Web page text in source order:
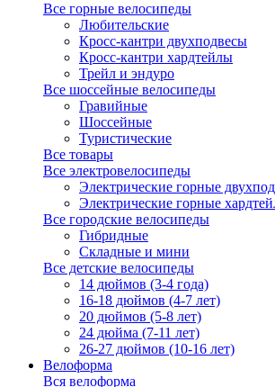
Все горные велосипеды
Любительские
Кросс-кантри двухподвесы
Кросс-кантри хардтейлы
Трейл и эндуро
Все шоссейные велосипеды
Гравийные
Шоссейные
Туристические
Все товары
Все электровелосипеды
Электрические горные
Электрические горные
Все городские велосипеды
Гибридные
Складные и мини
Все детские велосипеды
14 дюймов (3-4 года)
16-18 дюймов (4-7 лет)
20 дюймов (5-8 лет)
24 дюйма (7-11 лет)
26-27 дюймов (10-16 лет)
Велоформа
Вся велоформа